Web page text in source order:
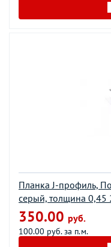
Планка J-профиль,
серый, толщина 0,45
350.00 руб.
100.00 руб. за п.м.